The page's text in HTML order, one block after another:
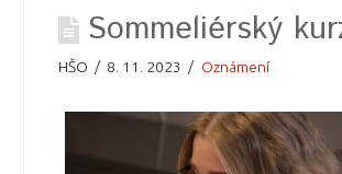
Sommeliérský
HŠO 8. 11. 2023 Oznámení